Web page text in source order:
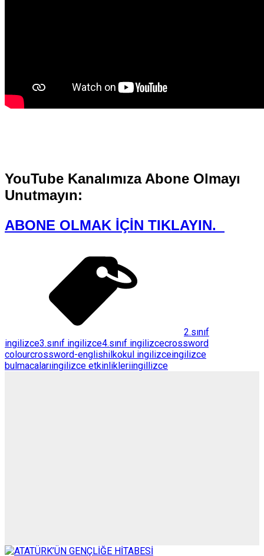
YouTube Kanalımıza Abone Olmayı
Unutmayın:
ABONE OLMAK İÇİN TIKLAYIN.
2.sınıf
ingilizce3.sınıf ingilizce4.sınıf ingilizcecrossword
colourcrossword-englishilkokul ingilizceingilizce
bulmacalarıingilizce etkinlikleriingillizce